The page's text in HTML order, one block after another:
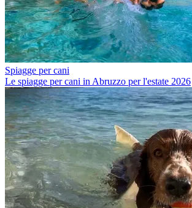
Spiagge per cani
Le spiagge per cani in Abruzzo per l'estate 2026